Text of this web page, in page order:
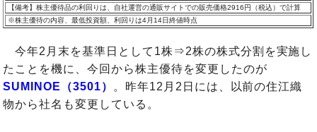
【備考】株主優待品の利回りは、自社運営の通販サイトでの販売価格2916円（税込）で計算
※株主優待の内容、最低投資額、利回りは4月14日終値時点
今年2月末を基準日として1株⇒2株の株式分割を実施し
たことを機に、今回から株主優待を変更したのが
SUMINOE（3501）
。昨年12月2日には、以前の住江織
物から社名も変更している。